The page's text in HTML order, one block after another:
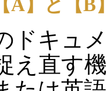
A】と【B
ドキュ
え直す